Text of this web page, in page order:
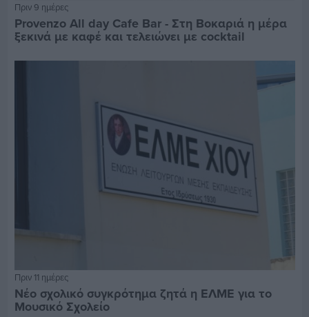
Πριν 9 ημέρες
Provenzo All day Cafe Bar - Στη Βοκαριά η μέρα
ξεκινά με καφέ και τελειώνει με cocktail
Πριν 11 ημέρες
Νέο σχολικό συγκρότημα ζητά η ΕΛΜΕ για το
Μουσικό Σχολείο